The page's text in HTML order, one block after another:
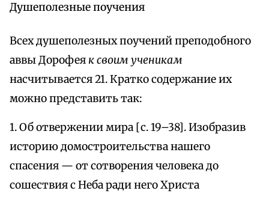
Душеполезные поучения
Всех душеполезных поучений преподобного
аввы Дорофея к своим ученикам
насчитывается 21. Кратко содержание их
можно представить так:
1. Об отвержении мира [с. 19–38]. Изобразив
историю домостроительства нашего
спасения — от сотворения человека до
сошествия с Неба ради него Христа